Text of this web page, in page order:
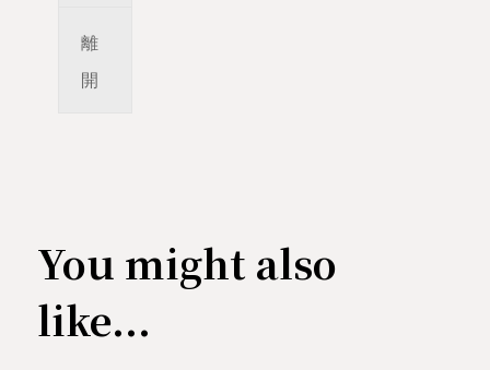
離
開
You might also
like...